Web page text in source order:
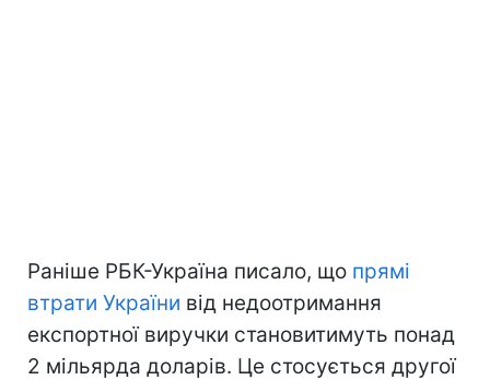
Раніше РБК-Україна писало, що прямі
втрати України від недоотримання
експортної виручки становитимуть понад
2 мільярда доларів. Це стосується другої